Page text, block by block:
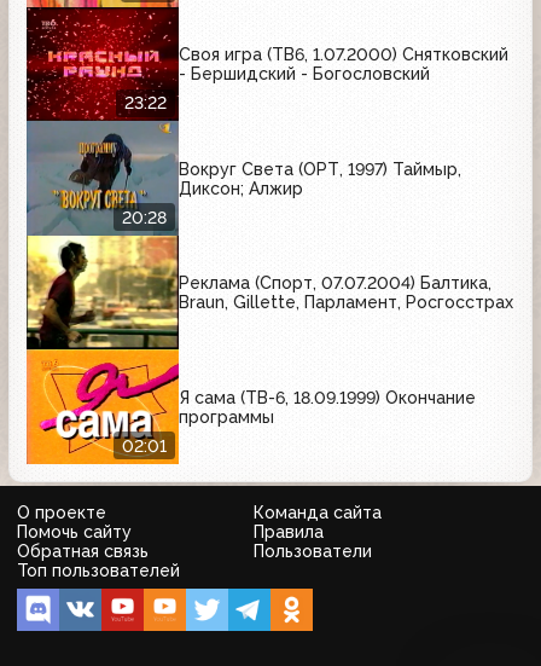
23:22
Своя игра (ТВ6, 1.07.2000) Снятковский
- Бершидский - Богословский
20:28
Вокруг Света (ОРТ, 1997) Таймыр,
Диксон; Алжир
Реклама (Спорт, 07.07.2004) Балтика,
Braun, Gillette, Парламент, Росгосстрах
02:01
Я сама (ТВ-6, 18.09.1999) Окончание
программы
О проекте
Команда сайта
Помочь сайту
Правила
Обратная связь
Пользователи
Топ пользователей